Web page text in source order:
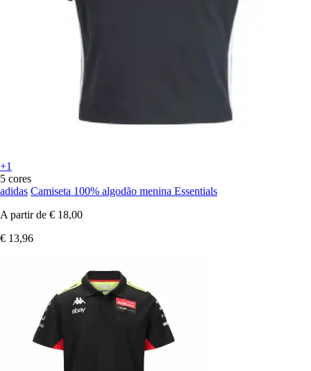
+1
5 cores
adidas Camiseta 100% algodão menina Essentials
A partir de € 18,00
€ 13,96